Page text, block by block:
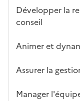
Développer la
conseil
Animer et
Assurer la
Manager